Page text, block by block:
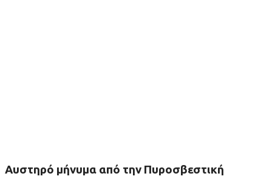
Αυστηρό μήνυμα από την Πυροσβεστική